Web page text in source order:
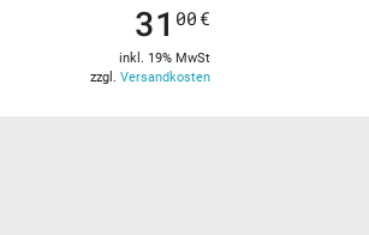
31 00 €
inkl. 19% MwSt
zzgl. Versandkosten